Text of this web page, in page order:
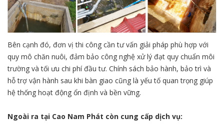
Bên cạnh đó, đơn vị thi công cần tư vấn giải pháp phù hợp với
quy mô chăn nuôi, đảm bảo công nghệ xử lý đạt quy chuẩn môi
trường và tối ưu chi phí đầu tư. Chính sách bảo hành, bảo trì và
hỗ trợ vận hành sau khi bàn giao cũng là yếu tố quan trọng giúp
hệ thống hoạt động ổn định và bền vững.
Ngoài ra tại Cao Nam Phát còn cung cấp dịch vụ: